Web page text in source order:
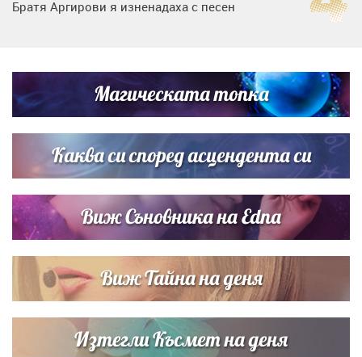
Братя Аргирови я изненадаха с песен
Списъкът е ясен: Джей Ло и Риана във ВИП гостите на
сватбата на Роналдо
Магическата топка
Каква си според асцендента си
Виж Съновника на Edna
Виж Тайна на деня
Изтегли Късмет на деня